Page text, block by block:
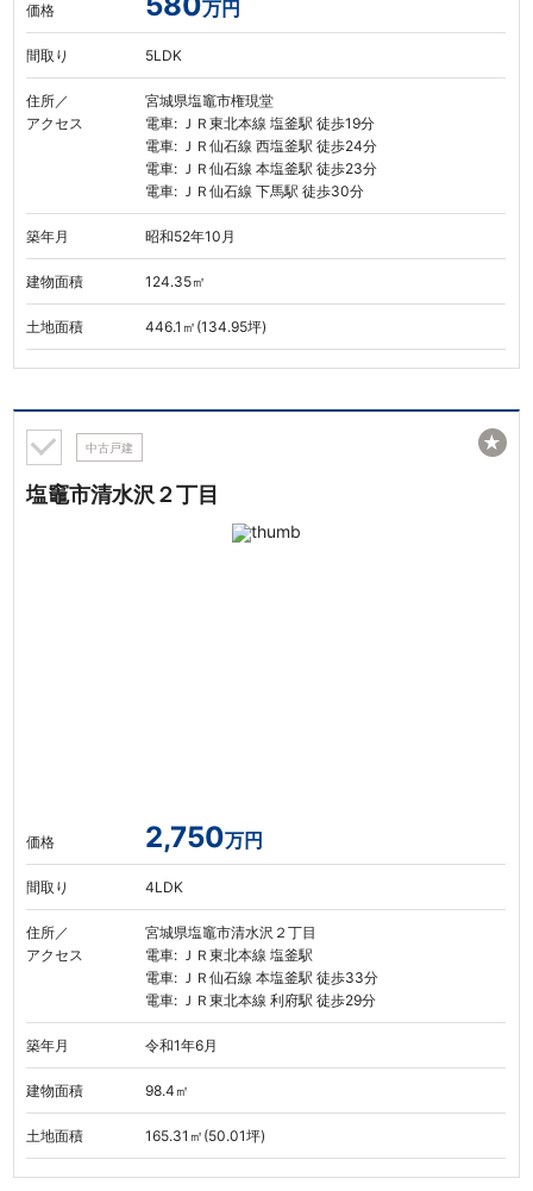
価格 万円
間取り 5LDK
住所／
アクセス
宮城県塩竈市権現堂
電車: ＪＲ東北本線 塩釜駅 徒歩19分
電車: ＪＲ仙石線 西塩釜駅 徒歩24分
電車: ＪＲ仙石線 本塩釜駅 徒歩23分
電車: ＪＲ仙石線 下馬駅 徒歩30分
築年月 昭和52年10月
建物面積 124.35㎡
土地面積 446.1㎡(134.95坪)
中古戸建
塩竈市清水沢２丁目
価格 2,750万円
間取り 4LDK
住所／
アクセス
宮城県塩竈市清水沢２丁目
電車: ＪＲ東北本線 塩釜駅
電車: ＪＲ仙石線 本塩釜駅 徒歩33分
電車: ＪＲ東北本線 利府駅 徒歩29分
築年月 令和1年6月
建物面積 98.4㎡
土地面積 165.31㎡(50.01坪)
★